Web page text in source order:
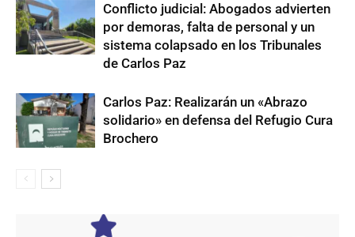
Conflicto judicial: Abogados advierten
por demoras, falta de personal y un
sistema colapsado en los Tribunales
de Carlos Paz
Carlos Paz: Realizarán un «Abrazo
solidario» en defensa del Refugio Cura
Brochero